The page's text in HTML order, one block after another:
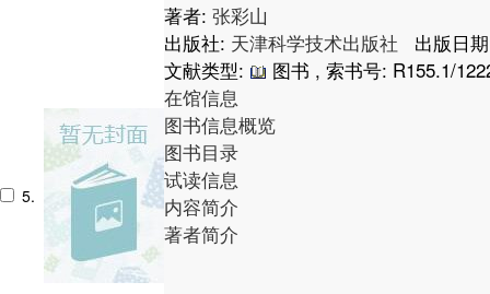
5.
著者: 张彩山
出版社: 天津科学技术出版社
出版日
文献类型:
图书 , 索书号: R155.1/
在馆信息
图书信息概览
图书目录
试读信息
内容简介
著者简介